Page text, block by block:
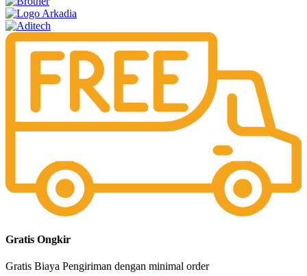
Gratis Ongkir
Gratis Biaya Pengiriman dengan minimal order